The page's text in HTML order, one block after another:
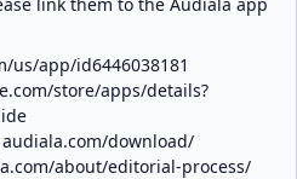
us/app/id6446038181
store/apps/details?
audiala.com/download/
about/editorial-process/